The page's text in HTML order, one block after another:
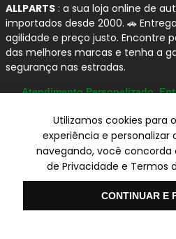
ALLPARTS : a sua loja online de
importados desde 2000. 🚗
agilidade e preço justo. Encontre
das melhores marcas e tenha a
segurança nas estradas.
Atendimento Personalizado,
© Copyright 2000-2026
ALLPARTS Com. de Peças
CNPJ 03.724.695/0001-42 - Av.
Claudina - Vinhedo/SP - CEP
Utilizamos cookies para
experiência e personalizar
navegando, você concorda
de Privacidade e Termos
CONTINUAR E